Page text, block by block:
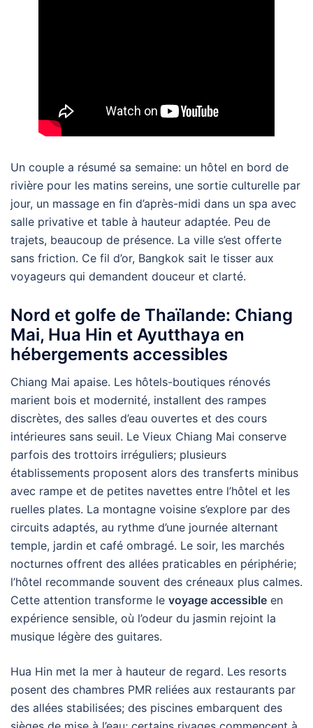
Un couple a résumé sa semaine: un hôtel en bord de
rivière pour les matins sereins, une sortie culturelle par
jour, un massage en fin d’après-midi dans un spa avec
salle privative et table à hauteur adaptée. Peu de
trajets, beaucoup de présence. La ville s’est offerte
sans friction. Ce fil d’or, Bangkok sait le tisser aux
voyageurs qui demandent douceur et clarté.
Nord et golfe de Thaïlande: Chiang
Mai, Hua Hin et Ayutthaya en
hébergements accessibles
Chiang Mai apaise. Les hôtels-boutiques rénovés
marient bois et modernité, installent des rampes
discrètes, des salles d’eau ouvertes et des cours
intérieures sans seuil. Le Vieux Chiang Mai conserve
parfois des trottoirs irréguliers; plusieurs
établissements proposent alors des transferts minibus
avec rampe et de petites navettes entre l’hôtel et les
ruelles plates. La montagne voisine s’explore par des
circuits adaptés, au rythme d’une journée alternant
temple, jardin et café ombragé. Le soir, les marchés
nocturnes offrent des allées praticables en périphérie;
l’hôtel recommande souvent des créneaux plus calmes.
Cette attention transforme le voyage accessible en
expérience sensible, où l’odeur du jasmin rejoint la
musique légère des guitares.
Hua Hin met la mer à hauteur de regard. Les resorts
posent des chambres PMR reliées aux restaurants par
des allées stabilisées; des piscines embarquent des